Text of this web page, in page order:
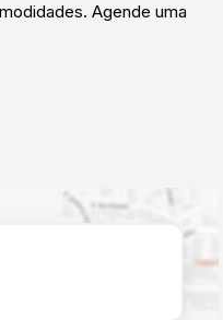
Agende uma
e se apaixonar por este